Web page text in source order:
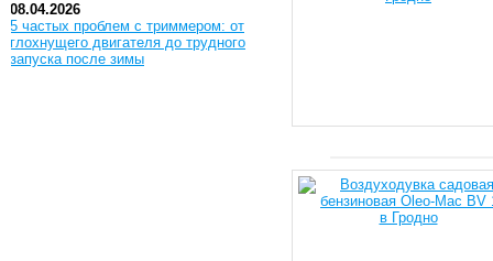
08.04.2026
5 частых проблем с триммером: от
глохнущего двигателя до трудного
запуска после зимы